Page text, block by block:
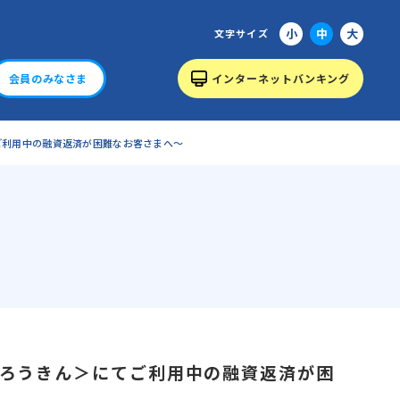
文字サイズ 小 中 大
会員のみなさま インターネットバンキング
用中の融資返済が困難なお客さまへ～
うきん＞にてご利用中の融資返済が困